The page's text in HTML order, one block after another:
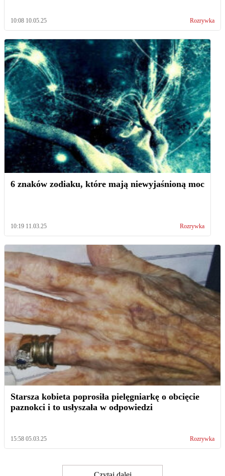
10:08 10.05.25 Rozrywka
6 znaków zodiaku, które mają niewyjaśnioną moc
10:19 11.03.25 Rozrywka
Starsza kobieta poprosiła pielęgniarkę o obcięcie
paznokci i to usłyszała w odpowiedzi
15:58 05.03.25 Rozrywka